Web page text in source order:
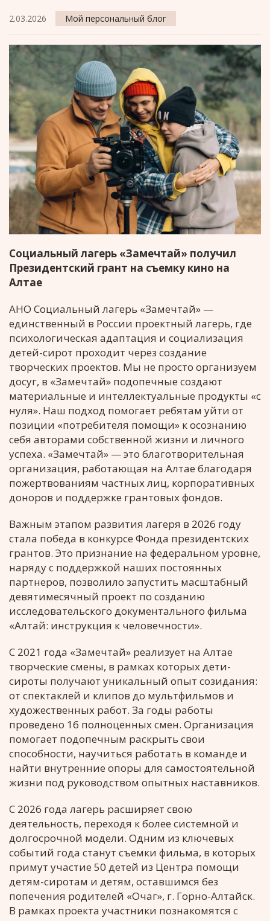
2.03.2026 Мой персональный блог
Социальный лагерь «Замечтай» получил
Президентский грант на съемку кино на
Алтае
АНО Социальный лагерь «Замечтай» —
единственный в России проектный лагерь, где
психологическая адаптация и социализация
детей-сирот проходит через создание
творческих проектов. Мы не просто организуем
досуг, в «Замечтай» подопечные создают
материальные и интеллектуальные продукты «с
нуля». Наш подход помогает ребятам уйти от
позиции «потребителя помощи» к осознанию
себя авторами собственной жизни и личного
успеха. «Замечтай» — это благотворительная
организация, работающая на Алтае благодаря
пожертвованиям частных лиц, корпоративных
доноров и поддержке грантовых фондов.
Важным этапом развития лагеря в 2026 году
стала победа в конкурсе Фонда президентских
грантов. Это признание на федеральном уровне,
наряду с поддержкой наших постоянных
партнеров, позволило запустить масштабный
девятимесячный проект по созданию
исследовательского документального фильма
«Алтай: инструкция к человечности».
С 2021 года «Замечтай» реализует на Алтае
творческие смены, в рамках которых дети-
сироты получают уникальный опыт созидания:
от спектаклей и клипов до мультфильмов и
художественных работ. За годы работы
проведено 16 полноценных смен. Организация
помогает подопечным раскрыть свои
способности, научиться работать в команде и
найти внутренние опоры для самостоятельной
жизни под руководством опытных наставников.
С 2026 года лагерь расширяет свою
деятельность, переходя к более системной и
долгосрочной модели. Одним из ключевых
событий года станут съемки фильма, в которых
примут участие 50 детей из Центра помощи
детям-сиротам и детям, оставшимся без
попечения родителей «Очаг», г. Горно-Алтайск.
В рамках проекта участники познакомятся с